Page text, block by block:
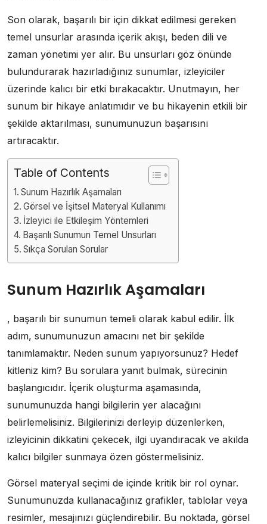
Son olarak, başarılı bir için dikkat edilmesi gereken
temel unsurlar arasında içerik akışı, beden dili ve
zaman yönetimi yer alır. Bu unsurları göz önünde
bulundurarak hazırladığınız sunumlar, izleyiciler
üzerinde kalıcı bir etki bırakacaktır. Unutmayın, her
sunum bir hikaye anlatımıdır ve bu hikayenin etkili bir
şekilde aktarılması, sunumunuzun başarısını
artıracaktır.
Table of Contents
Sunum Hazırlık Aşamaları
Görsel ve İşitsel Materyal Kullanımı
İzleyici ile Etkileşim Yöntemleri
Başarılı Sunumun Temel Unsurları
Sıkça Sorulan Sorular
Sunum Hazırlık Aşamaları
, başarılı bir sunumun temeli olarak kabul edilir. İlk
adım, sunumunuzun amacını net bir şekilde
tanımlamaktır. Neden sunum yapıyorsunuz? Hedef
kitleniz kim? Bu sorulara yanıt bulmak, sürecinin
başlangıcıdır. İçerik oluşturma aşamasında,
sunumunuzda hangi bilgilerin yer alacağını
belirlemelisiniz. Bilgilerinizi derleyip düzenlerken,
izleyicinin dikkatini çekecek, ilgi uyandıracak ve akılda
kalıcı bilgiler sunmaya özen göstermelisiniz.
Görsel materyal seçimi de içinde kritik bir rol oynar.
Sunumunuzda kullanacağınız grafikler, tablolar veya
resimler, mesajınızı güçlendirebilir. Bu noktada, görsel